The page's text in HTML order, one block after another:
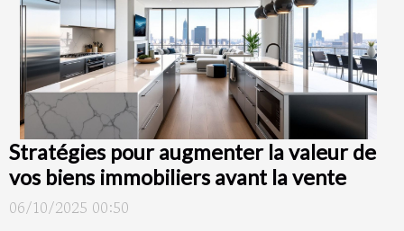
Stratégies pour augmenter la valeur de
vos biens immobiliers avant la vente
06/10/2025 00:50